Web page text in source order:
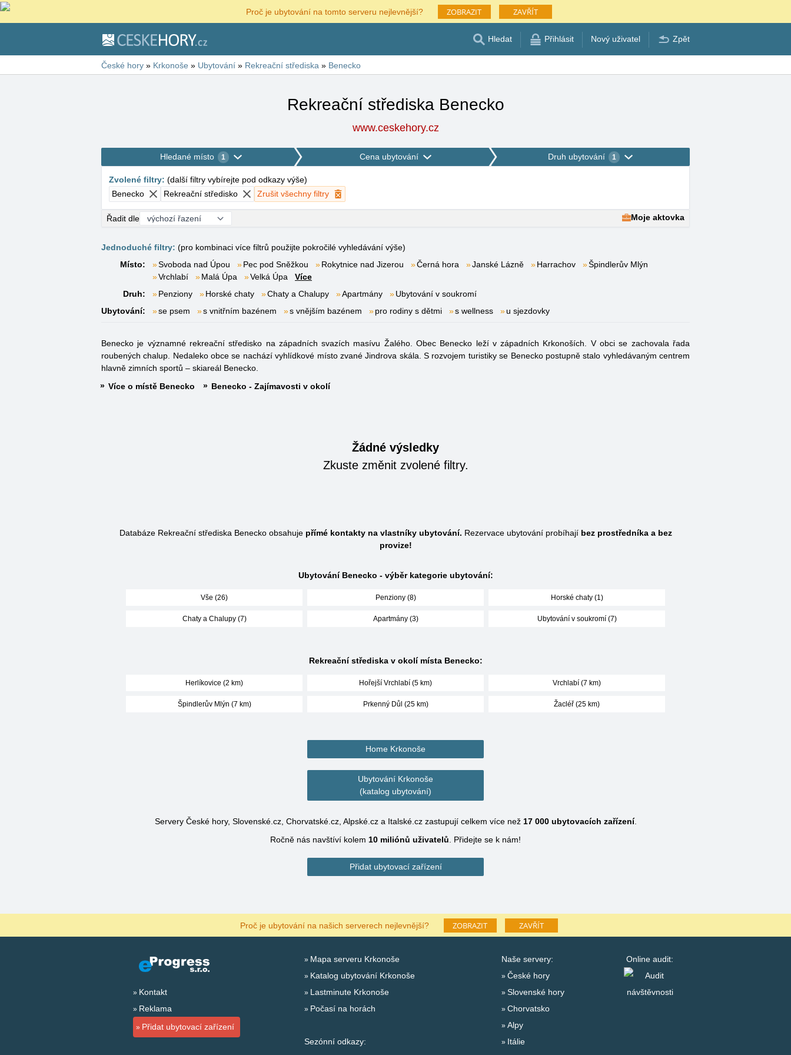
Proč je ubytování na tomto serveru nejlevnější? ZOBRAZIT ZAVŘÍT
Hledat Přihlásit Nový uživatel Zpět
České hory » Krkonoše » Ubytování » Rekreační střediska » Benecko
Rekreační střediska Benecko
www.ceskehory.cz
Hledané místo 1 Cena ubytování Druh ubytování 1
Zvolené filtry: (další filtry vybírejte pod odkazy výše)
Benecko
Rekreační středisko Zrušit všechny filtry
Řadit dle Moje aktovka
Jednoduché filtry: (pro kombinaci více filtrů použijte pokročilé vyhledávání výše)
Místo:
Svoboda nad Úpou Pec pod Sněžkou Rokytnice nad Jizerou Černá hora Janské Lázně Harrachov
Špindlerův Mlýn
Vrchlabí
Malá Úpa Velká Úpa
Více
Druh:
Penziony Horské chaty Chaty a Chalupy Apartmány
Ubytování v soukromí
Ubytování:
se psem s vnitřním bazénem s vnějším bazénem pro rodiny s dětmi s wellness u sjezdovky
Benecko je významné rekreační středisko na západních svazích masívu Žalého. Obec Benecko leží v západních Krkonoších. V obci se zachovala řada
roubených chalup. Nedaleko obce se nachází vyhlídkové místo zvané Jindrova skála. S rozvojem turistiky se Benecko postupně stalo vyhledávaným centrem
hlavně zimních sportů – skiareál Benecko.
Více o místě Benecko
Benecko - Zajímavosti v okolí
Žádné výsledky
Zkuste změnit zvolené filtry.
Databáze Rekreační střediska Benecko obsahuje přímé kontakty na vlastníky ubytování. Rezervace ubytování probíhají bez prostředníka a bez
provize!
Ubytování Benecko - výběr kategorie ubytování:
Vše (26) Penziony (8) Horské chaty (1)
Chaty a Chalupy (7) Apartmány (3) Ubytování v soukromí (7)
Rekreační střediska v okolí místa Benecko:
Herlíkovice (2 km) Hořejší Vrchlabí (5 km) Vrchlabí (7 km)
Špindlerův Mlýn (7 km) Prkenný Důl (25 km) Žacléř (25 km)
Home Krkonoše
Ubytování Krkonoše
(katalog ubytování)
Servery České hory, Slovenské.cz, Chorvatské.cz, Alpské.cz a Italské.cz zastupují celkem více než 17 000ubytovacích zařízení.
Ročně nás navštíví kolem 10 miliónů uživatelů Přidejte se k nám!
Přidat ubytovací zařízení
Proč je ubytování na našich serverech nejlevnější? ZOBRAZIT ZAVŘÍT
Kontakt
Reklama
Přidat ubytovací zařízení
Mapa serveru Krkonoše
Katalog ubytování Krkonoše
Lastminute Krkonoše
Počasí na horách
Sezónní odkazy:
Naše servery:
České hory
Slovenské hory
Chorvatsko
Alpy
Itálie
Online audit: